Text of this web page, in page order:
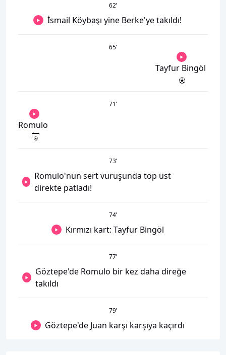
62’
İsmail Köybaşı yine Berke'ye takıldı!
65’
Tayfur Bingöl
71’
Romulo
73’
Romulo'nun sert vuruşunda top üst
direkte patladı!
74’
Kırmızı kart: Tayfur Bingöl
77’
Göztepe'de Romulo bir kez daha direğe
takıldı
79’
Göztepe'de Juan karşı karşıya kaçırdı